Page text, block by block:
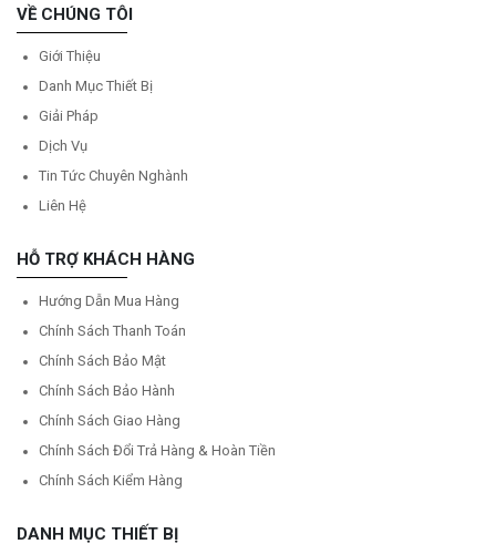
VỀ CHÚNG TÔI
Giới Thiệu
Danh Mục Thiết Bị
Giải Pháp
Dịch Vụ
Tin Tức Chuyên Nghành
Liên Hệ
HỖ TRỢ KHÁCH HÀNG
Hướng Dẫn Mua Hàng
Chính Sách Thanh Toán
Chính Sách Bảo Mật
Chính Sách Bảo Hành
Chính Sách Giao Hàng
Chính Sách Đổi Trả Hàng & Hoàn Tiền
Chính Sách Kiểm Hàng
DANH MỤC THIẾT BỊ